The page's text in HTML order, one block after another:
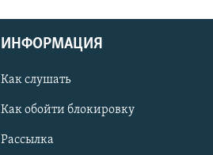
ИНФОРМАЦИЯ
Как слушать
Как обойти блокировку
Рассылка